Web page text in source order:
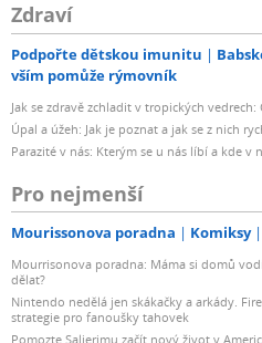
Zdraví
Podpořte dětskou imunitu
vším pomůže rýmovník
Jak se zdravě zchladit v tropických
Úpal a úžeh: Jak je poznat a jak se z nich
Parazité v nás: Kterým se u nás líbí a kde v
Pro nejmenší
Mourissonova poradna Komiksy
Mourrisonova poradna: Máma si domů
dělat?
Nintendo nedělá jen skákačky a arkády.
strategie pro fanoušky tahovek
Pomozte Salierimu začít nový život v